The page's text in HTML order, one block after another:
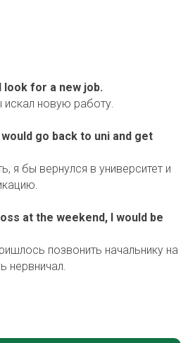
look for a new job.
новую работу.
go back to uni and get
я бы вернулся в университет и
at the weekend, I would be
позвонить начальнику на
нервничал.